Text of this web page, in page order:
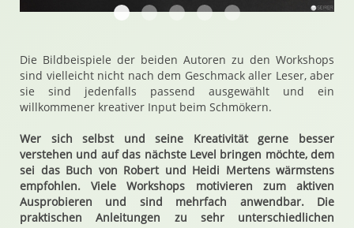
20180325 105205 Der Kreative Fotograf
20180325 105219 Der Kreative
20180325 105427 Der Kreative
20180325 110202 Der
20180325 110304
Die Bildbeispiele der beiden Autoren zu den Workshops
sind vielleicht nicht nach dem Geschmack aller Leser, aber
sie sind jedenfalls passend ausgewählt und ein
willkommener kreativer Input beim Schmökern.
Wer sich selbst und seine Kreativität gerne besser
verstehen und auf das nächste Level bringen möchte, dem
sei das Buch von Robert und Heidi Mertens wärmstens
empfohlen. Viele Workshops motivieren zum aktiven
Ausprobieren und sind mehrfach anwendbar. Die
praktischen Anleitungen zu sehr unterschiedlichen